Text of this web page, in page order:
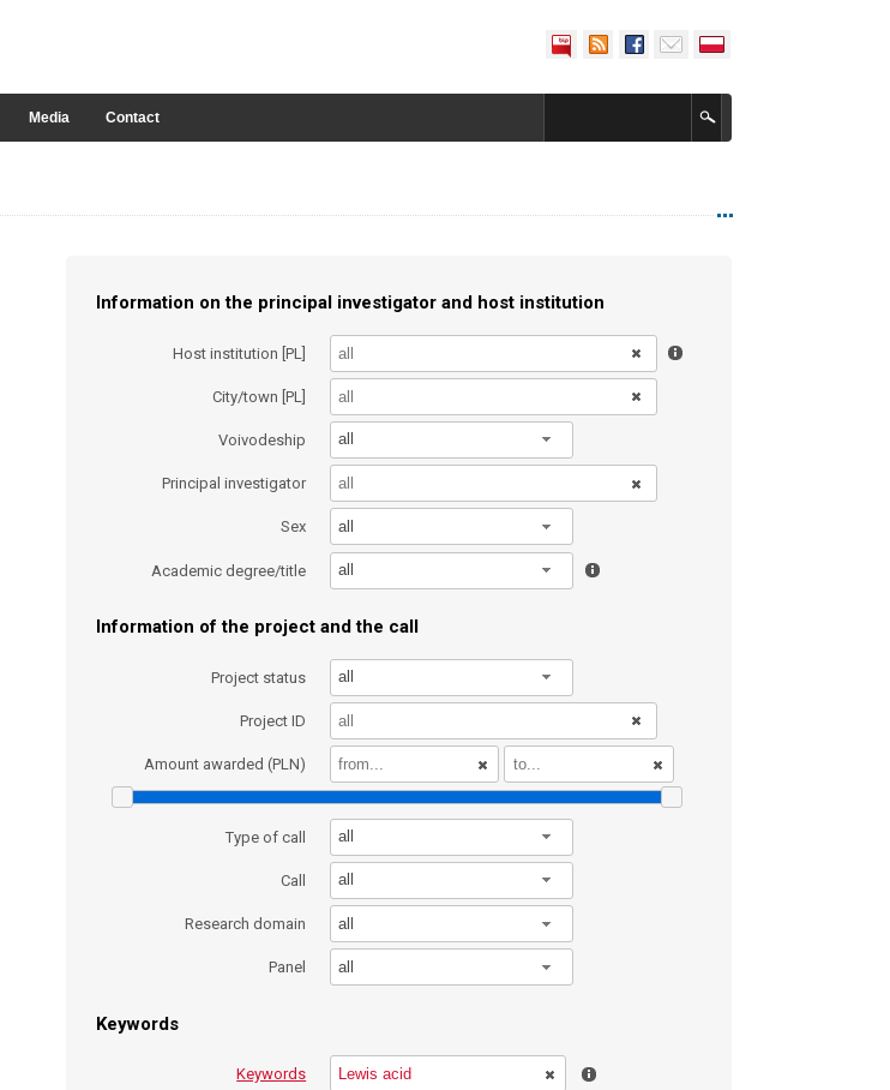
Media Contact
Information on the principal investigator and host institution
Host institution [PL]
City/town [PL]
Voivodeship all
Principal investigator
Sex all
Academic degree/title all
Information of the project and the call
Project status all
Project ID
Amount awarded (PLN)
Type of call all
Call all
Research domain all
Panel all
Keywords
Keywords